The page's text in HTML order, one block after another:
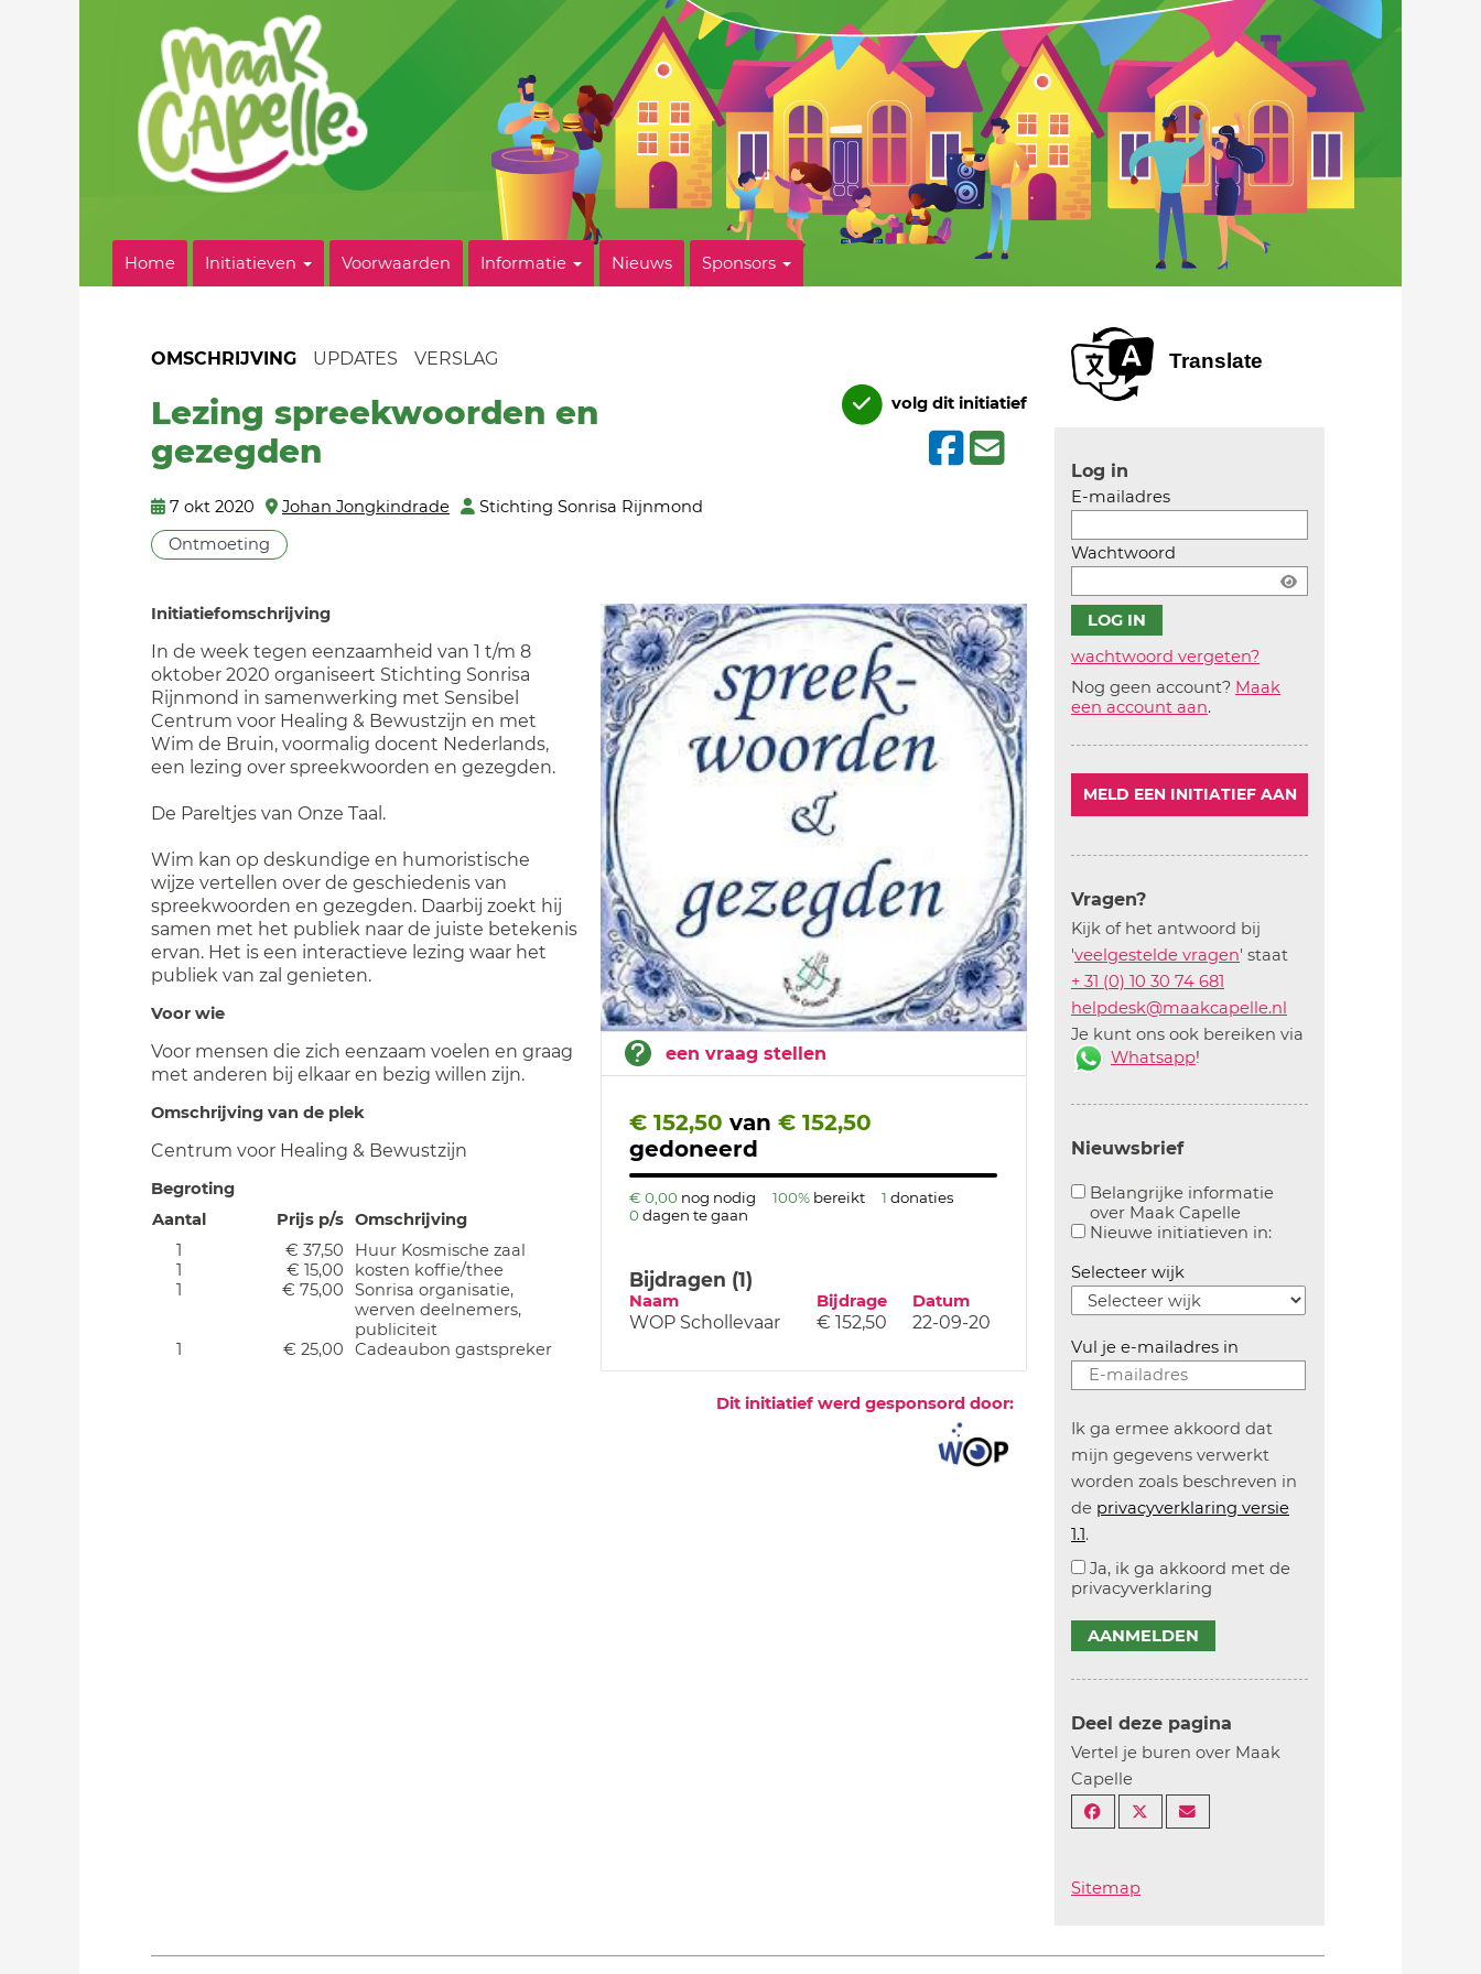
Home Initiatieven Voorwaarden Informatie Nieuws Sponsors
OMSCHRIJVING UPDATES VERSLAG
Lezing spreekwoorden en
gezegden
7 okt 2020 Johan Jongkindrade
Stichting Sonrisa Rijnmond
Ontmoeting
volg dit initiatief
een vraag stellen
€ 152,50 van € 152,50
gedoneerd
€ 0,00 nog nodig 100% bereikt 1 donaties
0 dagen te gaan
Bijdragen (1)
Naam Bijdrage Datum
WOP Schollevaar € 152,50 22-09-20
Dit initiatief werd gesponsord door:
Initiatiefomschrijving
In de week tegen eenzaamheid van 1 t/m 8
oktober 2020 organiseert Stichting Sonrisa
Rijnmond in samenwerking met Sensibel
Centrum voor Healing & Bewustzijn en met
Wim de Bruin, voormalig docent Nederlands,
een lezing over spreekwoorden en gezegden.
De Pareltjes van Onze Taal.
Wim kan op deskundige en humoristische
wijze vertellen over de geschiedenis van
spreekwoorden en gezegden. Daarbij zoekt hij
samen met het publiek naar de juiste betekenis
ervan. Het is een interactieve lezing waar het
publiek van zal genieten.
Voor wie
Voor mensen die zich eenzaam voelen en graag
met anderen bij elkaar en bezig willen zijn.
Omschrijving van de plek
Centrum voor Healing & Bewustzijn
Begroting
Aantal
Prijs p/s Omschrijving
1
€ 37,50
Huur Kosmische zaal
1
€ 15,00
kosten koffie/thee
1
€ 75,00
Sonrisa organisatie,
werven deelnemers,
publiciteit
1
€ 25,00 Cadeaubon gastspreker
Translate
Log in
E-mailadres
Wachtwoord
wachtwoord vergeten?
Nog geen account? Maak
een account aan.
MELD EEN INITIATIEF AAN
Vragen?
Kijk of het antwoord bij
'veelgestelde vragen' staat
+ 31 (0) 10 30 74 681
helpdesk@maakcapelle.nl
Je kunt ons ook bereiken via
Whatsapp!
Nieuwsbrief
Belangrijke informatie
over Maak Capelle
Aanvinken om belangrijke informatie over
Nieuwe initiatieven in:Aanvinken om
Selecteer wijk
Vul je e-mailadres in
Ik ga ermee akkoord dat
mijn gegevens verwerkt
worden zoals beschreven in
de privacyverklaring versie
1.1.
Ja, ik ga akkoord met de
privacyverklaring
AANMELDEN
Deel deze pagina
Vertel je buren over Maak
Capelle
Sitemap